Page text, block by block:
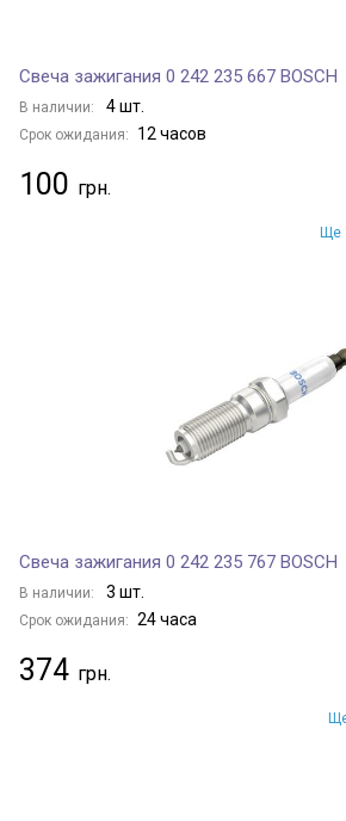
Свеча зажигания 0 242 235 667 BOSCH
В наличии: 4 шт.
Срок ожидания: 12 часов
100
Ще
Свеча зажигания 0 242 235 767 BOSCH
В наличии: 3 шт.
Срок ожидания: 24 часа
374